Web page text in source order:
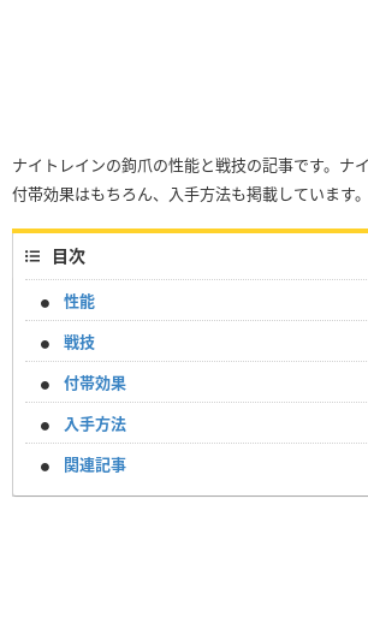
ナイトレインの鉤爪の性能と戦技の記事です。ナ
付帯効果はもちろん、入手方法も掲載しています。
目次
性能
戦技
付帯効果
入手方法
関連記事